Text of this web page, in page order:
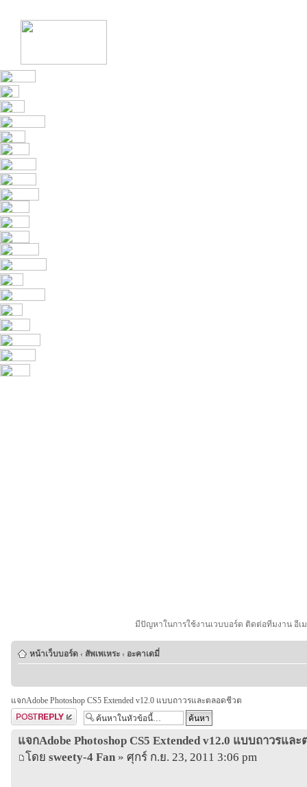
มีปัญหาในการใช้งานเวบบอร์ด ติดต่อทีมงาน อีเ
หน้าเว็บบอร์ด ‹ สัพเพเหระ ‹ อะคาเดมี่
แจกAdobe Photoshop CS5 Extended v12.0 แบบถาวรและตลอดชีวต
ตอบกระทู้
แจกAdobe Photoshop CS5 Extended v12.0 แบบถาวรแล
โดย sweety-4 Fan » ศุกร์ ก.ย. 23, 2011 3:06 pm